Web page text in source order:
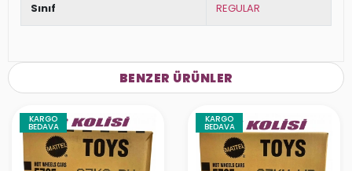
Sınıf REGULAR
BENZER ÜRÜNLER
KARGO
BEDAVA
KARGO
BEDAVA